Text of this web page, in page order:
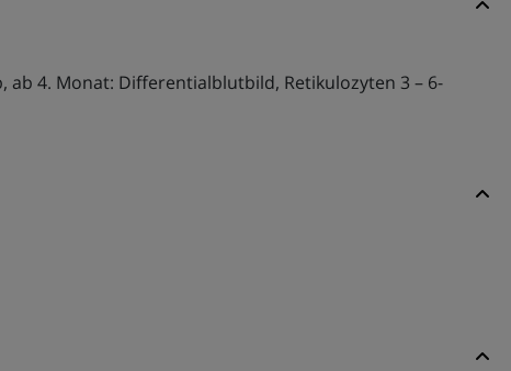
4. Monat: Differentialblutbild, Retikulozyten 3 – 6-